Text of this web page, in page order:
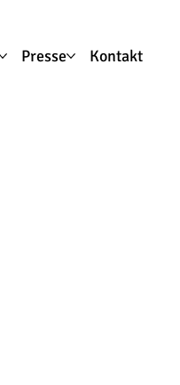
Presse Kontakt